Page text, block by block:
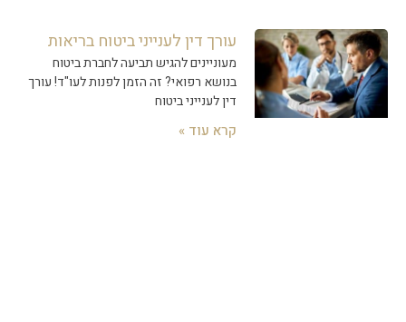
עורך דין לענייני ביטוח בריאות
מעוניינים להגיש תביעה לחברת ביטוח
בנושא רפואי? זה הזמן לפנות לעו"ד! עורך
דין לענייני ביטוח
קרא עוד »